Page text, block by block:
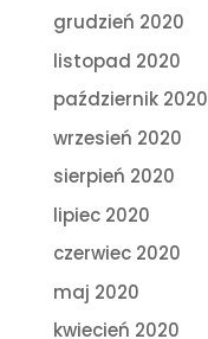
grudzień 2020
listopad 2020
październik 2020
wrzesień 2020
sierpień 2020
lipiec 2020
czerwiec 2020
maj 2020
kwiecień 2020